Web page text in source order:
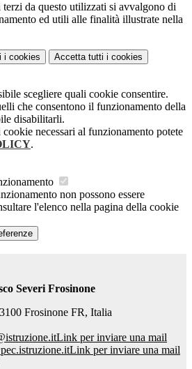
da questo utilizzati si avvalgono di
ed utili alle finalità illustrate nella
i cookies Accetta tutti i cookies
scegliere quali cookie consentire.
che consentono il funzionamento della
disabilitarli.
necessari al funzionamento potete
.
non possono essere
l'elenco nella pagina della cookie
Severi Frosinone
Frosinone FR, Italia
Link per inviare una mail
Link per inviare una mail